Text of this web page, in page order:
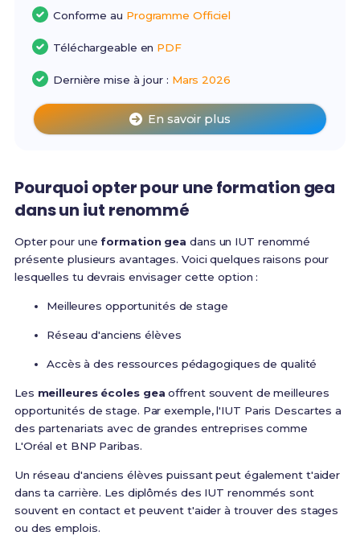
Conforme au Programme Officiel
Téléchargeable en PDF
Dernière mise à jour : Mars 2026
En savoir plus
Pourquoi opter pour une formation gea
dans un iut renommé
Opter pour uneformation gea dans un IUT renommé
présente plusieurs avantages. Voici quelques raisons pour
lesquelles tu devrais envisager cette option :
Meilleures opportunités de stage
Réseau d'anciens élèves
Accès à des ressources pédagogiques de qualité
Les meilleures écoles gea offrent souvent de meilleures
opportunités de stage. Par exemple, l'IUT Paris Descartes a
des partenariats avec de grandes entreprises comme
L'Oréal et BNP Paribas.
Un réseau d'anciens élèves puissant peut également t'aider
dans ta carrière. Les diplômés des IUT renommés sont
souvent en contact et peuvent t'aider à trouver des stages
ou des emplois.